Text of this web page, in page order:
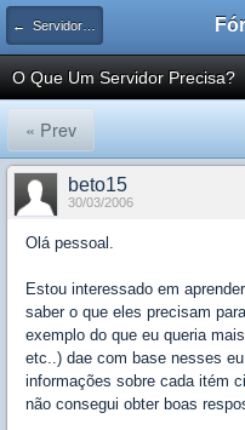
← Servidores Linux
O Que Um Servidor Precisa?
« Prev
beto15
30/03/2006
Olá pessoal.
Estou interessado em
saber o que eles precisam
exemplo do que eu queria
etc..) dae com base nesses
informações sobre cada itém
não consegui obter boas